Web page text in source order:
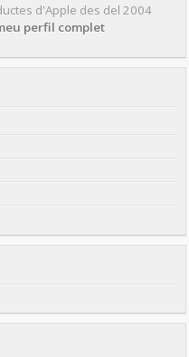
d'Apple des del 2004
perfil complet